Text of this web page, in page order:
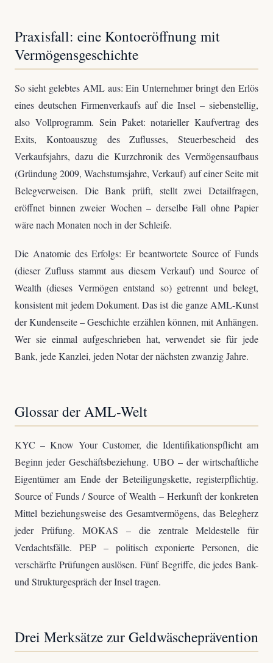
Praxisfall: eine Kontoeröffnung mit
Vermögensgeschichte
So sieht gelebtes AML aus: Ein Unternehmer bringt den Erlös
eines deutschen Firmenverkaufs auf die Insel – siebenstellig,
also Vollprogramm. Sein Paket: notarieller Kaufvertrag des
Exits, Kontoauszug des Zuflusses, Steuerbescheid des
Verkaufsjahrs, dazu die Kurzchronik des Vermögensaufbaus
(Gründung 2009, Wachstumsjahre, Verkauf) auf einer Seite mit
Belegverweisen. Die Bank prüft, stellt zwei Detailfragen,
eröffnet binnen zweier Wochen – derselbe Fall ohne Papier
wäre nach Monaten noch in der Schleife.
Die Anatomie des Erfolgs: Er beantwortete Source of Funds
(dieser Zufluss stammt aus diesem Verkauf) und Source of
Wealth (dieses Vermögen entstand so) getrennt und belegt,
konsistent mit jedem Dokument. Das ist die ganze AML-Kunst
der Kundenseite – Geschichte erzählen können, mit Anhängen.
Wer sie einmal aufgeschrieben hat, verwendet sie für jede
Bank, jede Kanzlei, jeden Notar der nächsten zwanzig Jahre.
Glossar der AML-Welt
KYC – Know Your Customer, die Identifikationspflicht am
Beginn jeder Geschäftsbeziehung. UBO – der wirtschaftliche
Eigentümer am Ende der Beteiligungskette, registerpflichtig.
Source of Funds / Source of Wealth – Herkunft der konkreten
Mittel beziehungsweise des Gesamtvermögens, das Belegherz
jeder Prüfung. MOKAS – die zentrale Meldestelle für
Verdachtsfälle. PEP – politisch exponierte Personen, die
verschärfte Prüfungen auslösen. Fünf Begriffe, die jedes Bank-
und Strukturgespräch der Insel tragen.
Drei Merksätze zur Geldwäscheprävention